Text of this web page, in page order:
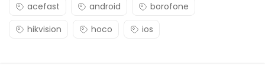
acefast
android
borofone
hikvision
hoco ios